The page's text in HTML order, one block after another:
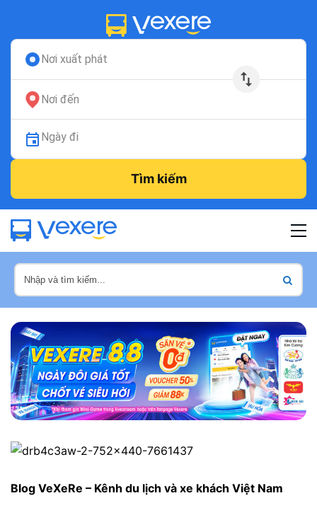
Nơi xuất phát
Nơi đến
Ngày đi
Tìm kiếm
Blog VeXeRe – Kênh du lịch và xe khách Việt Nam